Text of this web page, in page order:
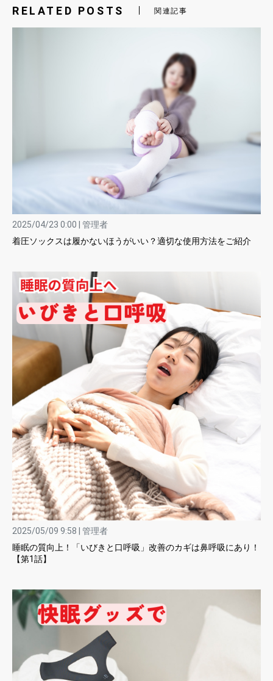
RELATED POSTS 関連記事
2025/04/23 0:00 | 管理者
着圧ソックスは履かないほうがいい？適切な使用方法をご紹介
2025/05/09 9:58 | 管理者
睡眠の質向上！「いびきと口呼吸」改善のカギは鼻呼吸にあり！
【第1話】